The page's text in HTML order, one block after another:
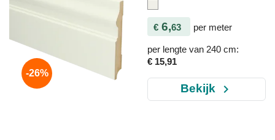
€ 6,63 per meter
per lengte van 240 cm:
€ 15,91
Bekijk navigate_next
-26%